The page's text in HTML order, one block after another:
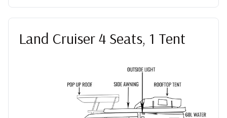
Land Cruiser 4 Seats, 1 Tent